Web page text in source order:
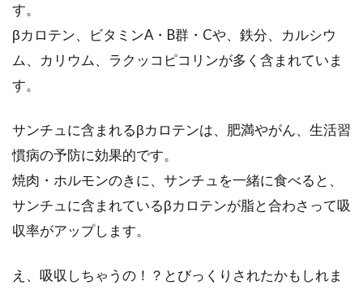
す。
βカロテン、ビタミンA・B群・Cや、鉄分、カルシウ
ム、カリウム、ラクッコピコリンが多く含まれていま
す。
サンチュに含まれるβカロテンは、肥満やがん、生活習
慣病の予防に効果的です。
焼肉・ホルモンのきに、サンチュを一緒に食べると、
サンチュに含まれているβカロテンが脂と合わさって吸
収率がアップします。
え、吸収しちゃうの！？とびっくりされたかもしれま